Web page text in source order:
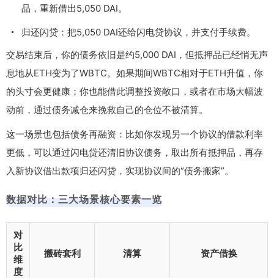
品，重新借出5,050 DAI。
归还闪贷：把5,050 DAI还给闪电贷协议，并支付手续费。
交易结束后，你的债务依旧是约5,000 DAI，但抵押品已经悄无声
息地从ETH变为了WBTC。如果期间WBTC相对于ETH升值，你
的头寸会更健康；你也能借此调整投资敞口，或者在市场大幅波
动前，通过债务减仓来挽救自己的仓位不被清算。
这一场景也包括债务再融资：比如你发现另一个协议的借款利率
更低，可以通过闪电贷还清旧协议债务，取出所有抵押品，再存
入新协议借出款项归还闪贷，实现协议间的“债务搬家”。
数据对比：三大场景核心要素一览
对
比
维
度
搬砖套利 清算 资产借换